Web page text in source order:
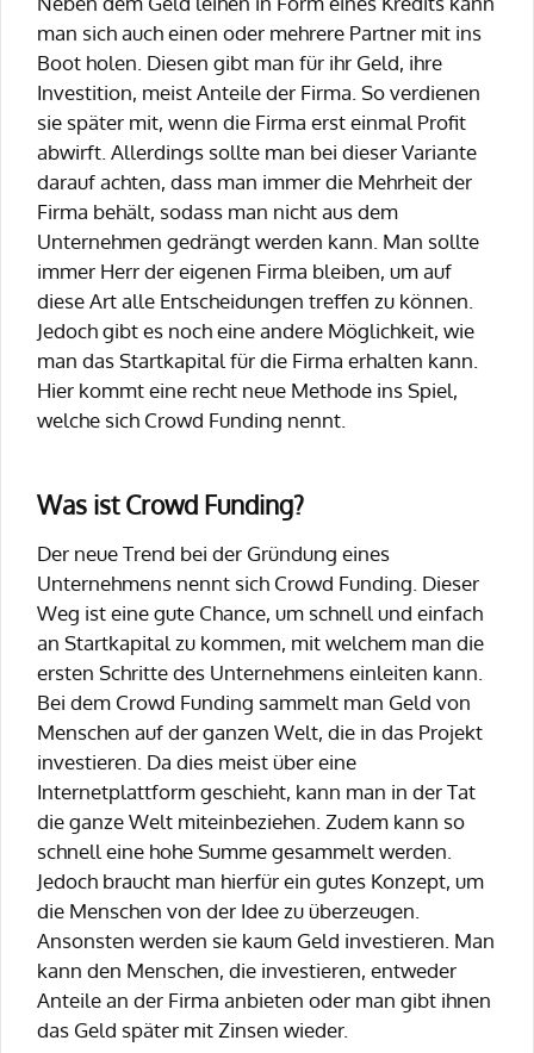
man sich auch einen oder mehrere Partner mit ins
Boot holen. Diesen gibt man für ihr Geld, ihre
Investition, meist Anteile der Firma. So verdienen
sie später mit, wenn die Firma erst einmal Profit
abwirft. Allerdings sollte man bei dieser Variante
darauf achten, dass man immer die Mehrheit der
Firma behält, sodass man nicht aus dem
Unternehmen gedrängt werden kann. Man sollte
immer Herr der eigenen Firma bleiben, um auf
diese Art alle Entscheidungen treffen zu können.
Jedoch gibt es noch eine andere Möglichkeit, wie
man das Startkapital für die Firma erhalten kann.
Hier kommt eine recht neue Methode ins Spiel,
welche sich Crowd Funding nennt.
Was ist Crowd Funding?
Der neue Trend bei der Gründung eines
Unternehmens nennt sich Crowd Funding. Dieser
Weg ist eine gute Chance, um schnell und einfach
an Startkapital zu kommen, mit welchem man die
ersten Schritte des Unternehmens einleiten kann.
Bei dem Crowd Funding sammelt man Geld von
Menschen auf der ganzen Welt, die in das Projekt
investieren. Da dies meist über eine
Internetplattform geschieht, kann man in der Tat
die ganze Welt miteinbeziehen. Zudem kann so
schnell eine hohe Summe gesammelt werden.
Jedoch braucht man hierfür ein gutes Konzept, um
die Menschen von der Idee zu überzeugen.
Ansonsten werden sie kaum Geld investieren. Man
kann den Menschen, die investieren, entweder
Anteile an der Firma anbieten oder man gibt ihnen
das Geld später mit Zinsen wieder.